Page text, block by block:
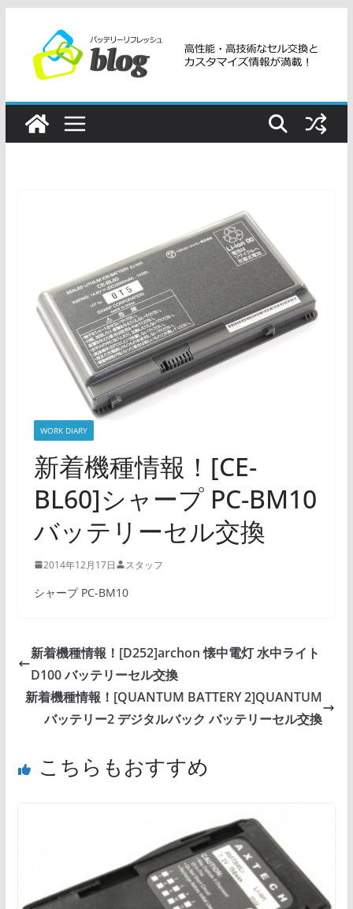
ツ
WORK DIARY
新着機種情報！[CE-
BL60]シャープ PC-BM10
バッテリーセル交換
2014年12月17日 スタッフ
シャープ PC-BM10
新着機種情報！[D252]archon 懐中電灯 水中ライト
D100 バッテリーセル交換
新着機種情報！[QUANTUM BATTERY 2]QUANTUM
バッテリー2 デジタルバック バッテリーセル交換
こちらもおすすめ